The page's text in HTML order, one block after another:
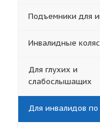
Подъемники для
Инвалидные
Для глухих и
слабослышащих
Для инвалидов